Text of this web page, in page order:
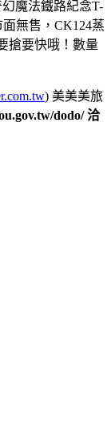
魔法鐵路紀念T-
無售，CK124蒸
搶要快哦！數量
) 美美美旅
dodo/ 洽